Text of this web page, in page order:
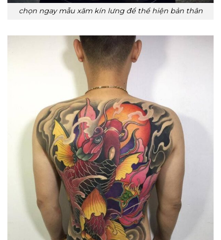
chọn ngay mẫu xăm kín lưng để thể hiện bản thân